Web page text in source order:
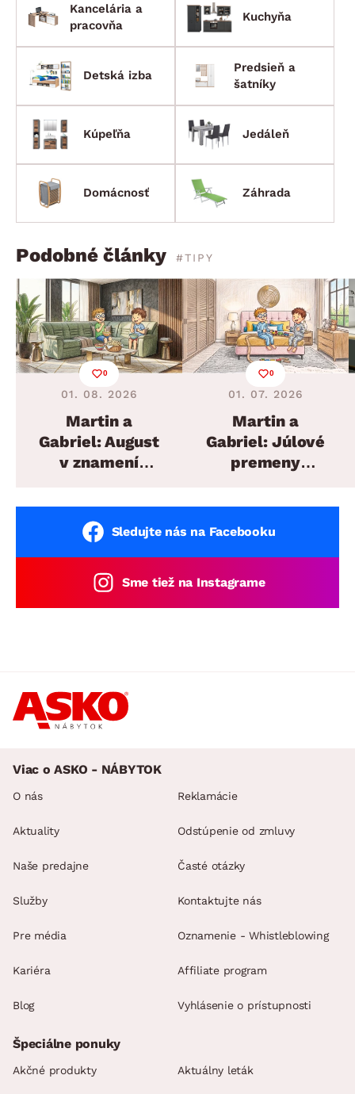
Kancelária a
pracovňa
Kuchyňa
Detská izba
Predsieň a
šatníky
Kúpeľňa Jedáleň
Domácnosť Záhrada
Podobné články #TIPY
0
01. 08. 2026
Martin a
Gabriel: August
v znamení
sedacích súprav
0
01. 07. 2026
Martin a
Gabriel: Júlové
premeny
Sledujte nás na Facebooku
Sme tiež na Instagrame
Viac o ASKO - NÁBYTOK
O nás
Aktuality
Naše predajne
Služby
Pre média
Kariéra
Blog
Reklamácie
Odstúpenie od zmluvy
Časté otázky
Kontaktujte nás
Oznamenie - Whistleblowing
Affiliate program
Vyhlásenie o prístupnosti
Špeciálne ponuky
Akčné produkty Aktuálny leták